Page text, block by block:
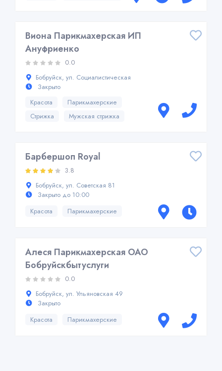
Виона Парикмахерская ИП
Ануфриенко
0.0
Бобруйск, ул. Социалистическая
Закрыто
Красота
Парикмахерские
Стрижка
Мужская стрижка
Барбершоп Royal
3.8
Бобруйск, ул. Советская 81
Закрыто до 10:00
Красота
Парикмахерские
Алеся Парикмахерская ОАО
Бобруйскбытуслуги
0.0
Бобруйск, ул. Ульяновская 49
Закрыто
Красота
Парикмахерские